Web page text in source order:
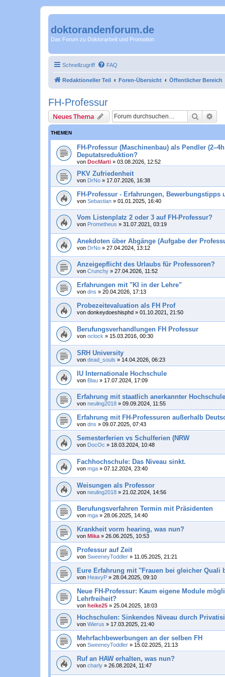
doktorandenforum.de
Das Forum zu Doktorarbeit und Promotion
Schnellzugriff FAQ
Redaktioneller Teil Foren-Übersicht Öffentlicher Bereich
FH-Professur
Neues Thema Suche
THEMEN
FH-Professur (Maschinenbau) als Pendler
Deputatsreduktion?
von DocMarti » 03.08.2026, 12:52
PKV Zufriedenheit
von DrNo » 17.07.2026, 16:38
FH-Professur - Erfahrungen, Bewerbungstipps
von Sebastian » 01.01.2025, 16:40
Vom Listenplatz 2 oder 3 auf FH-Professur?
von Prometheus » 31.07.2021, 03:19
Anekdoten über Abgänge (Aufgabe der
von DrNo » 27.04.2024, 13:12
Anzeigepflicht des Urlaubs für Professoren?
von Crunchy » 27.04.2026, 11:52
Erfahrungen mit "KI in der Lehre"
von dns » 20.04.2026, 17:13
Probezeitevaluation als FH Prof
von donkeydoeshisphd » 01.10.2021, 21:50
Berufungsverhandlungen FH Professur
von oclock » 15.03.2016, 00:30
SRH University
von dead_souls » 14.04.2026, 06:23
IU Internationale Hochschule
von Blau » 17.07.2024, 17:09
Erfahrung mit staatlich anerkannter
von neuling2018 » 09.09.2024, 11:55
Erfahrung mit FH-Professuren außerhalb
von dns » 09.07.2025, 07:43
Semesterferien vs Schulferien (NRW
von DocOc » 18.03.2024, 10:48
Fachhochschule: Das Niveau sinkt.
von mga » 07.12.2024, 23:40
Weisungen als Professor
von neuling2018 » 21.02.2024, 14:56
Berufungsverfahren Termin mit Präsidenten
von mga » 28.06.2025, 14:40
Krankheit vorm hearing, was nun?
von Mika » 26.06.2025, 10:53
Professur auf Zeit
von SweeneyToddler » 11.05.2025, 21:21
Eure Erfahrung mit "Frauen bei gleicher Quali
von HeavyP » 28.04.2025, 09:10
Neue FH-Professur: Kaum eigene Module
Lehrfreiheit?
von heike25 » 25.04.2025, 18:03
Hochschulen: Sinkendes Niveau durch
von Wierus » 17.03.2025, 21:40
Mehrfachbewerbungen an der selben FH
von SweeneyToddler » 15.02.2025, 21:13
Ruf an HAW erhalten, was nun?
von charly » 26.08.2024, 11:47